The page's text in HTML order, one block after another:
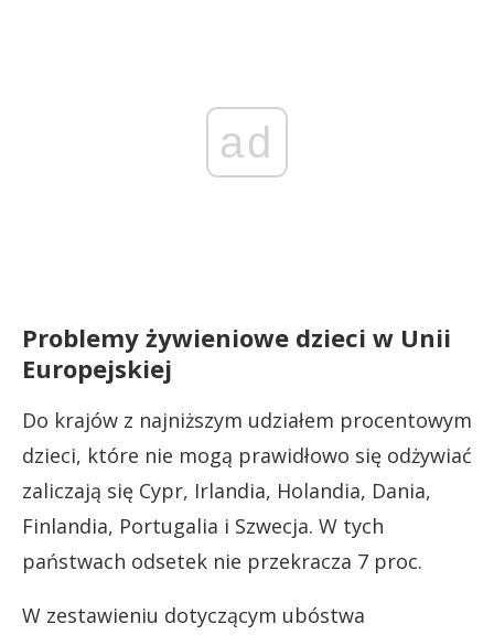
ad
Problemy żywieniowe dzieci w Unii
Europejskiej
Do krajów z najniższym udziałem procentowym
dzieci, które nie mogą prawidłowo się odżywiać
zaliczają się Cypr, Irlandia, Holandia, Dania,
Finlandia, Portugalia i Szwecja. W tych
państwach odsetek nie przekracza 7 proc.
W zestawieniu dotyczącym ubóstwa